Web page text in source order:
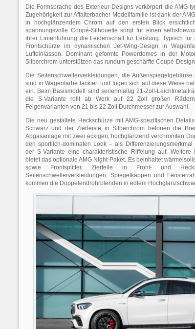
Die Formsprache des Exterieur-Designs verkörpert die AMG-
Zugehörigkeit zur Affalterbacher Modellfamilie ist dank der
in hochglänzendem Chrom auf den ersten Blick
spannungsvolle Coupé-Silhouette sorgt für einen
ihrer Linienführung die Leidenschaft für Leistung. Typisch
Frontschürze im dynamischen Jet-Wing-Design in
Lufteinlässen. Dominant geformte Powerdomes in der
Silberchrom unterstützen das rundum geschärfte Coupé-
Die Seitenschwellerverkleidungen, die
sind in Wagenfarbe lackiert und fügen sich auf diese Weise
ein. Beim Basismodell sind serienmäßig 21-Zoll-
die S-Variante rollt ab Werk auf 22 Zoll großen
Felgenvarianten von 21 bis 22 Zoll Durchmesser zur Auswahl.
Die neu gestaltete Heckschürze mit AMG-spezifischen
Schwarz und der Zierleiste in Silberchrom betonen die
Abgasanlage mit zwei eckigen, hochglänzend verchromten
den sportlich-dominaten Look – als
der S-Variante eine charakteristische Riffelung auf. Weitere
bietet das optionale AMG Night-Paket. Es beinhaltet
sowie Frontsplitter, Zierteile in Front- und
Seitenschwellerverkleidungen, Spiegelkappen und
kommen die Doppelendrohrblenden in edlem